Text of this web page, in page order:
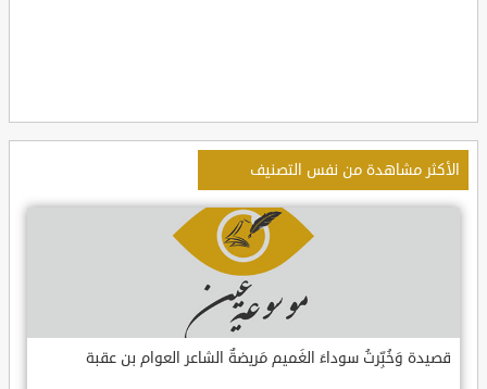
الأكثر مشاهدة من نفس التصنيف
قصيدة وَخُبِّرتُ سوداءَ الغَميم مَريضةٌ الشاعر العوام بن عقبة